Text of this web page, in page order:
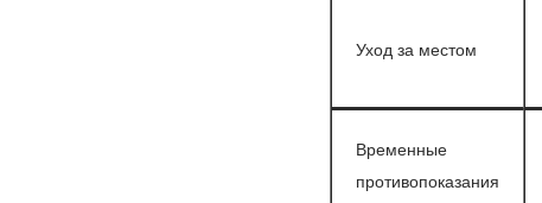
Уход за местом
Временные
противопоказания